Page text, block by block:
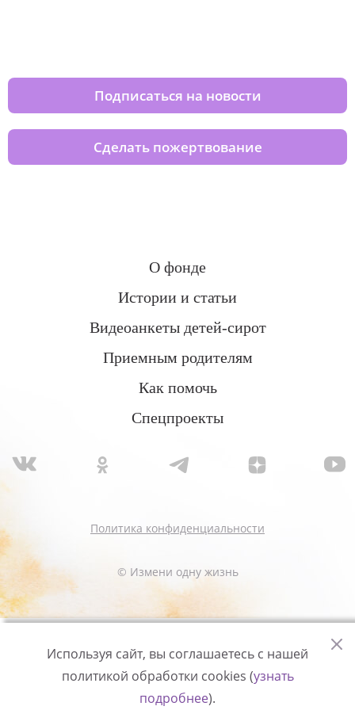
Подписаться на новости
Сделать пожертвование
О фонде
Истории и статьи
Видеоанкеты детей-сирот
Приемным родителям
Как помочь
Спецпроекты
Политика конфиденциальности
© Измени одну жизнь
Используя сайт, вы соглашаетесь с нашей
политикой обработки cookies (узнать
подробнее).